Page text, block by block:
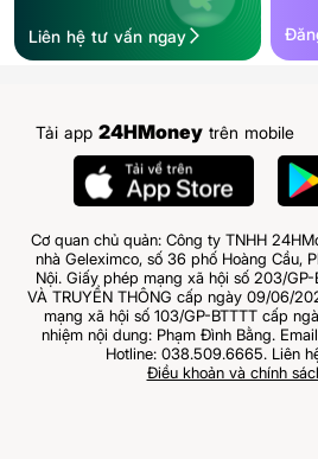
Liên hệ tư vấn ngay
Tải app 24HMoney trên mobile
Cơ quan chủ quản: Công ty TNHH
nhà Geleximco, số 36 phố Hoàng Cầu,
Nội. Giấy phép mạng xã hội số 203/GP-
VÀ TRUYỀN THÔNG cấp ngày 09/06/
mạng xã hội số 103/GP-BTTTT cấp
nhiệm nội dung: Phạm Đình Bằng.
Hotline: 038.509.6665. Liên
Điều khoản và chính